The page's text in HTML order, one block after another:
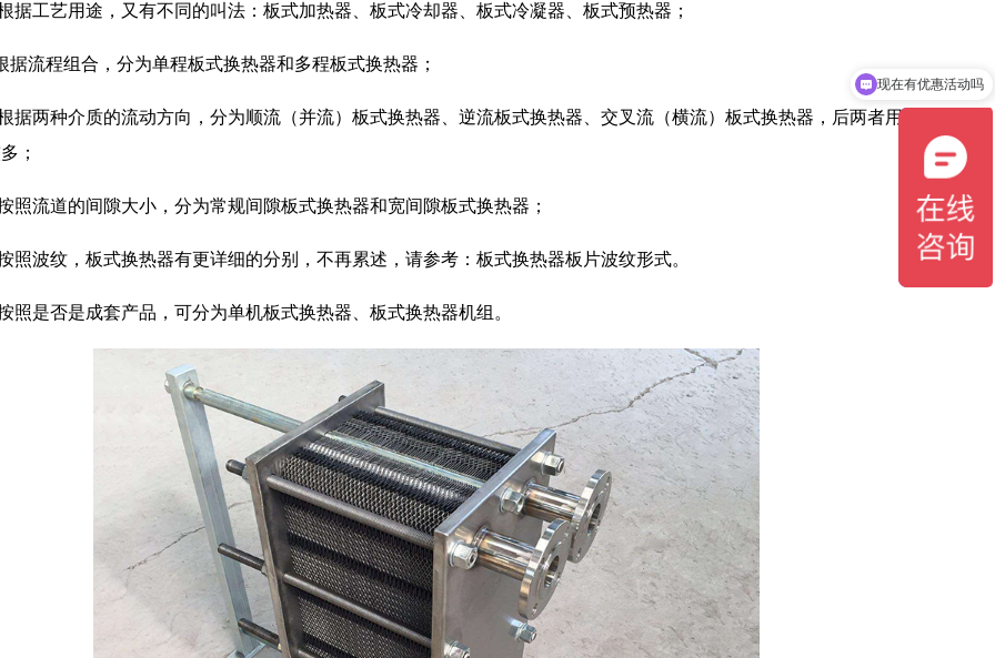
据工艺用途，又有不同的叫法：板式加热器、板式冷却器、板式冷凝器、板式预热器；
据流程组合，分为单程板式换热器和多程板式换热器；
据两种介质的流动方向，分为顺流（并流）板式换热器、逆流板式换热器、交叉流（横流）板式换热器，后两者用
；
照流道的间隙大小，分为常规间隙板式换热器和宽间隙板式换热器；
照波纹，板式换热器有更详细的分别，不再累述，请参考：板式换热器板片波纹形式。
照是否是成套产品，可分为单机板式换热器、板式换热器机组。
可以介绍下你们的产品么